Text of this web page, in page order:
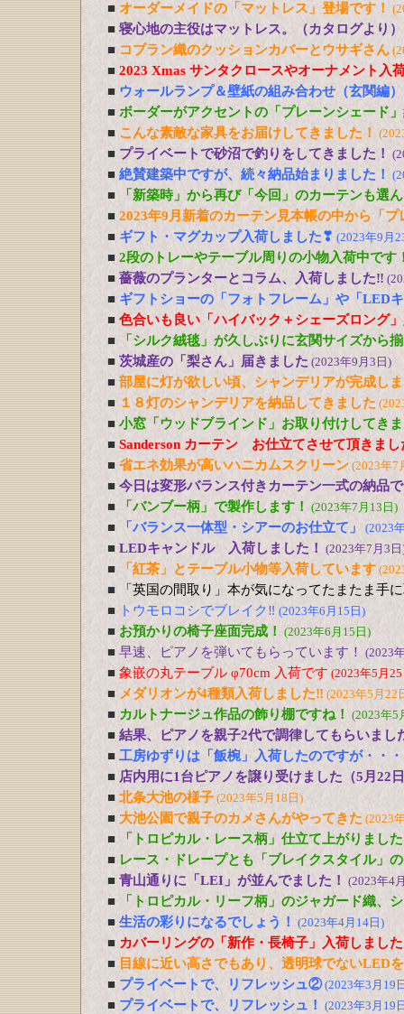
■ オーダーメイドの「マットレス」登場です！
■ 寝心地の主役はマットレス。（カタログより）
■ コブラン織のクッションカバーとウサギさん
■ 2023 Xmas サンタクロースやオーナメント入
■ ウォールランプ＆壁紙の組み合わせ（玄関編）
■ ボーダーがアクセントの「プレーンシェード
■ こんな素敵な家具をお届けしてきました！
■ プライベートで砂沼で釣りをしてきました！
■ 絶賛建築中ですが、続々納品始まりました！
■
「新築時」から再び「今回」のカーテンも選
■ 2023年9月新着のカーテン見本帳の中から「
■ ギフト・マグカップ入荷しました❣ (2023年9月
■ 2段のトレーやテーブル周りの小物入荷中です
■ 薔薇のプランターとコラム、入荷しました‼
■ ギフトショーの「フォトフレーム」や「LED
■ 色合いも良い「ハイバック＋シェーズロング
■
「シルク絨毯」が久しぶりに玄関サイズから
■ 茨城産の「梨さん」届きました (2023年9月3日)
■ 部屋に灯が欲しい頃、シャンデリアが完成し
■ １８灯のシャンデリアを納品してきました
■ 小窓「ウッドブラインド」お取り付けしてき
■ Sanderson カーテン お仕立てさせて頂きまし
■ 省エネ効果が高いハニカムスクリーン (2023年7
■ 今日は変形バランス付きカーテン一式の納品
■
「バンブー柄」で製作します！ (2023年7月13日)
■ 「バランス一体型・シアーのお仕立て」 (2023
■ LEDキャンドル 入荷しました！ (2023年7月3日
■ 「紅茶」とテーブル小物等入荷しています
■
「英国の間取り」本が気になってたまたま手
■
トウモロコシでブレイク‼ (2023年6月15日)
■ お預かりの椅子座面完成！ (2023年6月15日)
■ 早速、ピアノを弾いてもらっています！ (2023
■ 象嵌の丸テーブル φ70cm 入荷です (2023年5月
■ メダリオンが4種類入荷しました‼ (2023年5月22
■ カルトナージュ作品の飾り棚ですね！ (2023年5
■ 結果、ピアノを親子2代で調律してもらいまし
■ 工房ゆずりは「飯椀」入荷したのですが・・・
■ 店内用に1台ピアノを譲り受けました（5月22
■ 北条大池の様子 (2023年5月18日)
■ 大池公園で親子のカメさんがやってきた (2023
■ 「トロピカル・レース柄」仕立て上がりました
■ レース・ドレープとも「ブレイクスタイル」
■ 青山通りに「LEI」が並んでました！ (2023年4
■
「トロピカル・リーフ柄」のジャガード織、
■ 生活の彩りになるでしょう！ (2023年4月14日)
■ カバーリングの「新作・長椅子」入荷しまし
■ 目線に近い高さでもあり、透明球でないLED
■ プライベートで、リフレッシュ②(2023年3月19
■ プライベートで、リフレッシュ！ (2023年3月19